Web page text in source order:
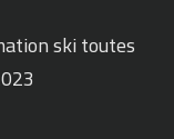
ski toutes